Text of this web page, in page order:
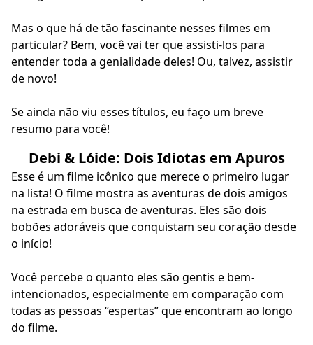
Mas o que há de tão fascinante nesses filmes em
particular? Bem, você vai ter que assisti-los para
entender toda a genialidade deles! Ou, talvez, assistir
de novo!
Se ainda não viu esses títulos, eu faço um breve
resumo para você!
Debi & Lóide: Dois Idiotas em Apuros
Esse é um filme icônico que merece o primeiro lugar
na lista! O filme mostra as aventuras de dois amigos
na estrada em busca de aventuras. Eles são dois
bobões adoráveis que conquistam seu coração desde
o início!
Você percebe o quanto eles são gentis e bem-
intencionados, especialmente em comparação com
todas as pessoas “espertas” que encontram ao longo
do filme.